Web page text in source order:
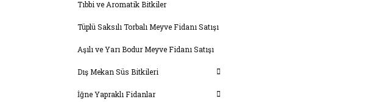
Tıbbi ve Aromatik Bitkiler
Tüplü Saksılı Torbalı Meyve Fidanı Satışı
Aşılı ve Yarı Bodur Meyve Fidanı Satışı
Dış Mekan Süs Bitkileri
İğne Yapraklı Fidanlar